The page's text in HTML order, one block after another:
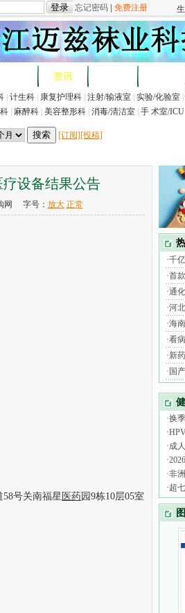
资讯
计生科 康复护理科 注射/输液室 实验/化验室
麻醉科 美容整形科 消毒/清洁室 手 术室/ICU
[订阅][投稿]
设备结果公告
网 字号： 放大 正常
号关南福星 医药园9栋10层05室